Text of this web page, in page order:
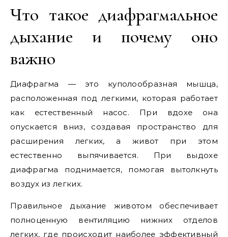
Что такое диафрагмальное
дыхание и почему оно
важно
Диафрагма — это куполообразная мышца,
расположенная под легкими, которая работает
как естественный насос. При вдохе она
опускается вниз, создавая пространство для
расширения легких, а живот при этом
естественно выпячивается. При выдохе
диафрагма поднимается, помогая вытолкнуть
воздух из легких.
Правильное дыхание животом обеспечивает
полноценную вентиляцию нижних отделов
легких, где происходит наиболее эффективный